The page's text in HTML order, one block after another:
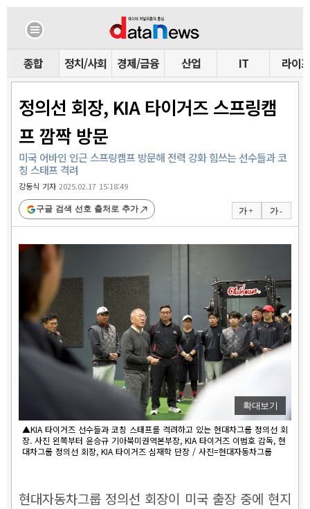
종합 정치/사회 경제/금융 산업 IT 라이프
정의선 회장, KIA 타이거즈 스프링캠
프 깜짝 방문
미국 어바인 인근 스프링캠프 방문해 전력 강화 힘쓰는 선수들과 코
칭 스태프 격려
강동식 기자2025.02.17 15:18:49
가 + 가 -
구글 검색 선호 출처로 추가
확대보기
▲KIA 타이거즈 선수들과 코칭 스태프를 격려하고 있는 현대차그룹 정의선 회
장. 사진 왼쪽부터 윤승규 기아북미권역본부장, KIA 타이거즈 이범호 감독, 현
대차그룹 정의선 회장, KIA 타이거즈 심재학 단장 / 사진=현대자동차그룹
현대자동차그룹 정의선 회장이 미국 출장 중에 현지